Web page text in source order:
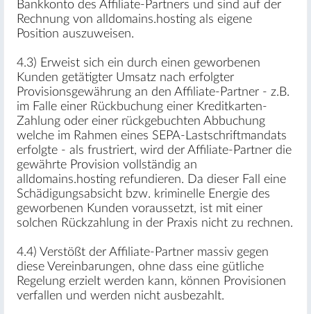
Bankkonto des Affiliate-Partners und sind auf der
Rechnung von alldomains.hosting als eigene
Position auszuweisen.
4.3) Erweist sich ein durch einen geworbenen
Kunden getätigter Umsatz nach erfolgter
Provisionsgewährung an den Affiliate-Partner - z.B.
im Falle einer Rückbuchung einer Kreditkarten-
Zahlung oder einer rückgebuchten Abbuchung
welche im Rahmen eines SEPA-Lastschriftmandats
erfolgte - als frustriert, wird der Affiliate-Partner die
gewährte Provision vollständig an
alldomains.hosting refundieren. Da dieser Fall eine
Schädigungsabsicht bzw. kriminelle Energie des
geworbenen Kunden voraussetzt, ist mit einer
solchen Rückzahlung in der Praxis nicht zu rechnen.
4.4) Verstößt der Affiliate-Partner massiv gegen
diese Vereinbarungen, ohne dass eine gütliche
Regelung erzielt werden kann, können Provisionen
verfallen und werden nicht ausbezahlt.